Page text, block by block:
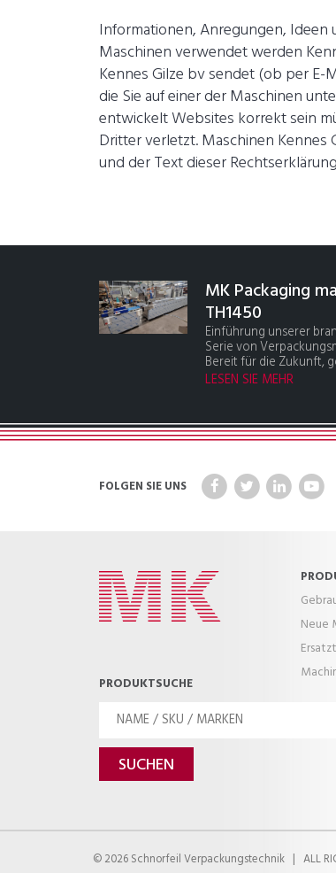
Informationen, Anregungen, Ideen
Maschinen verwendet werden
Kennes Gilze bv sendet (ob per E-
die Sie auf einer der Maschinen
entwickelt Websites korrekt sein
Dritter verletzt. Maschinen
und der Text dieser
MK Packaging
TH1450
Einführung unserer
Serie von
Bereit für die Zukunft,
LESEN SIE MEHR
FOLGEN SIE UNS
Neue
PRODUKTSUCHE
© 2026 Schnorfeil Verpackungstechnik ALL